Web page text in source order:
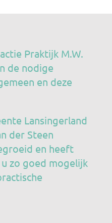
Praktijk M.W.
de nodige
en deze
Lansingerland
der Steen
en heeft
zo goed mogelijk